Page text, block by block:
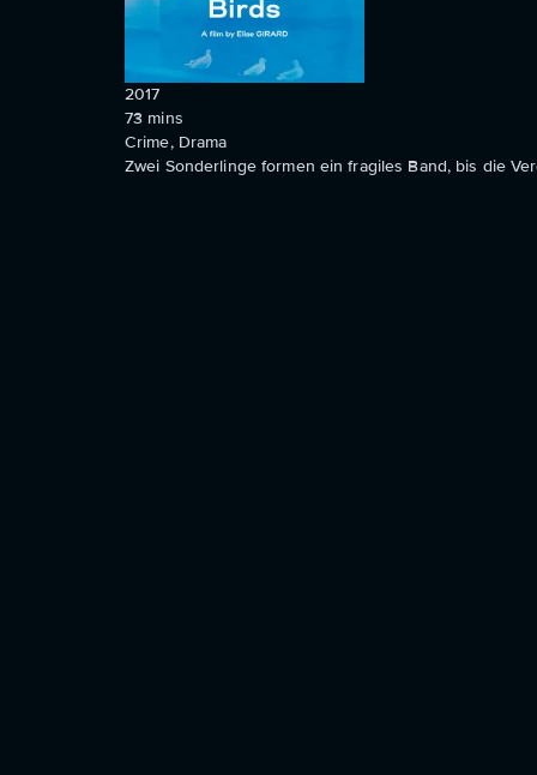
2017
73 mins
Crime, Drama
Zwei Sonderlinge formen ein fragiles Band, bis die